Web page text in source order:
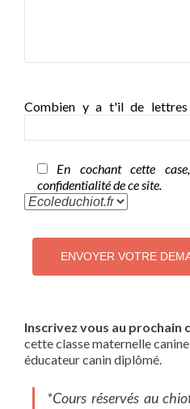
Combien y a t'il de
En cochant cette
confidentialité de ce site.
Inscrivez vous au prochain
cette classe maternelle
éducateur canin diplômé.
*Cours réservés au